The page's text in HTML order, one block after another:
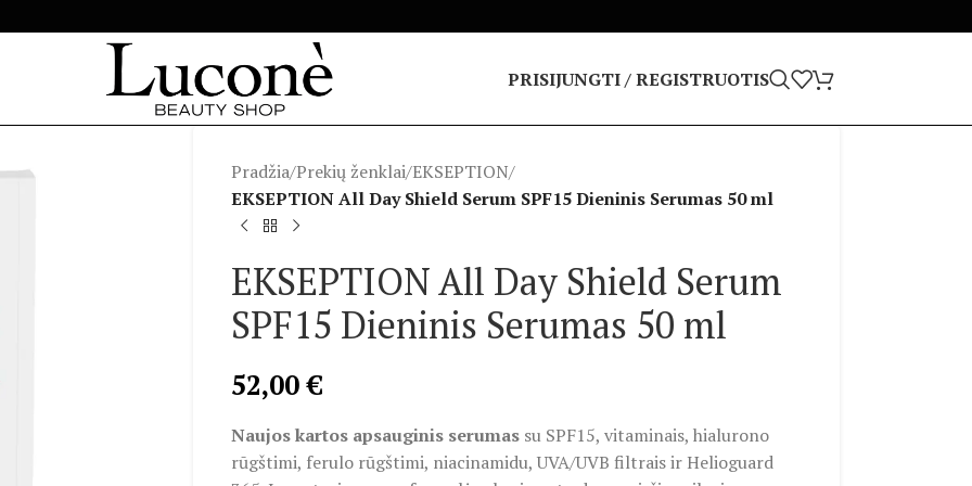
PRISIJUNGTI / REGISTRUOTIS
Pradžia/Prekių ženklai/EKSEPTION/
EKSEPTION All Day Shield Serum SPF15 Dieninis Serumas 50 ml
EKSEPTION All Day Shield Serum
SPF15 Dieninis Serumas 50 ml
52,00€
Naujos kartos apsauginis serumassu SPF15, vitaminais, hialurono
rūgštimi, ferulo rūgštimi, niacinamidu, UVA/UVB filtrais ir Helioguard